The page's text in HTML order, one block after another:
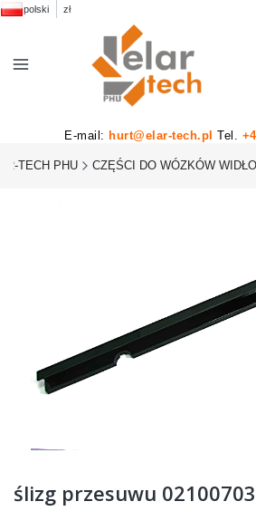
polski zł
E-mail: hurt@elar-tech.pl Tel.
TECH PHU CZĘŚCI DO WÓZKÓW
ślizg przesuwu